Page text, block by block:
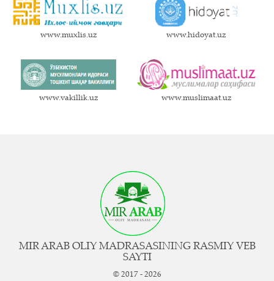
www.muxlis.uz www.hidoyat.uz
www.vakillik.uz www.muslimaat.uz
MIR ARAB OLIY MADRASASINING RASMIY VEB
SAYTI
© 2017 - 2026